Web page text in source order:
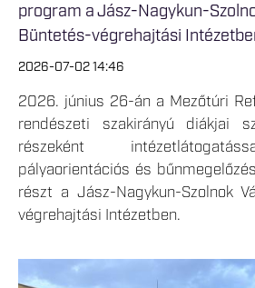
program a Jász-Nagykun-
Büntetés-végrehajtási
2026-07-02 14:46
2026. június 26-án a Mezőtúri
rendészeti szakirányú diákjai
részeként
pályaorientációs és
részt a Jász-Nagykun-Szolnok
végrehajtási Intézetben.